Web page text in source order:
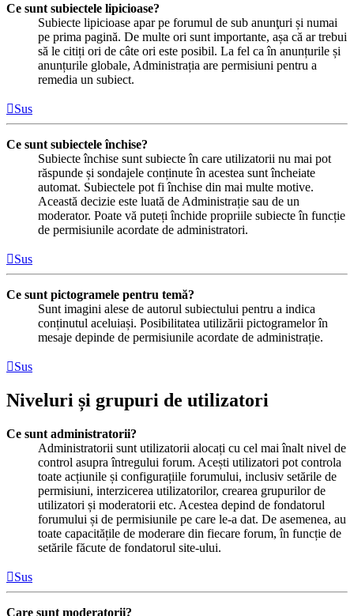
Ce sunt subiectele lipicioase?
Subiecte lipicioase apar pe forumul de sub anunţuri și numai
pe prima pagină. De multe ori sunt importante, așa că ar trebui
să le citiți ori de câte ori este posibil. La fel ca în anunțurile și
anunțurile globale, Administrația are permisiuni pentru a
remedia un subiect.
Sus
Ce sunt subiectele închise?
Subiecte închise sunt subiecte în care utilizatorii nu mai pot
răspunde și sondajele conținute în acestea sunt încheiate
automat. Subiectele pot fi închise din mai multe motive.
Această decizie este luată de Administrație sau de un
moderator. Poate vă puteți închide propriile subiecte în funcție
de permisiunile acordate de administratori.
Sus
Ce sunt pictogramele pentru temă?
Sunt imagini alese de autorul subiectului pentru a indica
conținutul aceluiași. Posibilitatea utilizării pictogramelor în
mesaje depinde de permisiunile acordate de administrație.
Sus
Niveluri și grupuri de utilizatori
Ce sunt administratorii?
Administratorii sunt utilizatorii alocați cu cel mai înalt nivel de
control asupra întregului forum. Acești utilizatori pot controla
toate acțiunile și configurațiile forumului, inclusiv setările de
permisiuni, interzicerea utilizatorilor, crearea grupurilor de
utilizatori și moderatorii etc. Acestea depind de fondatorul
forumului și de permisiunile pe care le-a dat. De asemenea, au
toate capacitățile de moderare din fiecare forum, în funcție de
setările făcute de fondatorul site-ului.
Sus
Care sunt moderatorii?